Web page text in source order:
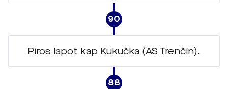
90
Piros lapot kap Kukučka (AS Trenčín).
88